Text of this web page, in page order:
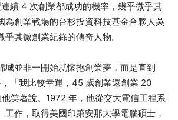
續 4 次創業都成功的機率，幾乎微乎其
為創業戰場的台杉投資科技基金合夥人吳
其微創業紀錄的傳奇人物。
城並非一開始就懷抱創業夢，而是直到
「我比較幸運，45 歲創業還創業 20
笑著說。1972 年，他從交大電信工程系
工作，取得美國印第安那大學電腦碩士，